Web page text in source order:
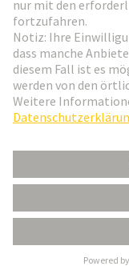
Sie haben
über die Sie
(Art. 15 DS-
Weiterhin
(Art. 16 DS-
bzw. auf
DS-GVO) und
(Art. 20 DS-
einer
Profiling,
werden, die
entfaltet oder
beeinträchtigt.
die
zu wahren,
Darlegung des
Anfechtung